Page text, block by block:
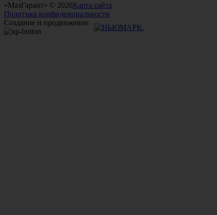
«МазГарант» © 2026Карта сайта
Политика конфиденциальности
Создание и продвижение